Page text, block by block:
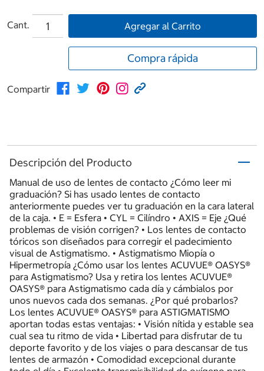
Cant. Agregar al Carrito
Compra rápida
Compartir
Descripción del Producto
Manual de uso de lentes de contacto ¿Cómo leer mi
graduación? Si has usado lentes de contacto
anteriormente puedes ver tu graduación en la cara lateral
de la caja. • E = Esfera • CYL = Cilíndro • AXIS = Eje ¿Qué
problemas de visión corrigen? • Los lentes de contacto
tóricos son diseñados para corregir el padecimiento
visual de Astigmatismo. • Astigmatismo Miopía o
Hipermetropía ¿Cómo usar los lentes ACUVUE® OASYS®
para Astigmatismo? Usa y retira los lentes ACUVUE®
OASYS® para Astigmatismo cada día y cámbialos por
unos nuevos cada dos semanas. ¿Por qué probarlos?
Los lentes ACUVUE® OASYS® para ASTIGMATISMO
aportan todas estas ventajas: • Visión nítida y estable sea
cual sea tu ritmo de vida • Libertad para disfrutar de tu
deporte favorito y de los viajes o para descansar de tus
lentes de armazón • Comodidad excepcional durante